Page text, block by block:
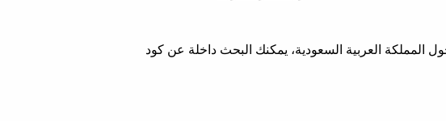
المملكة العربية السعودية، يمكنك البحث داخلة عن كود